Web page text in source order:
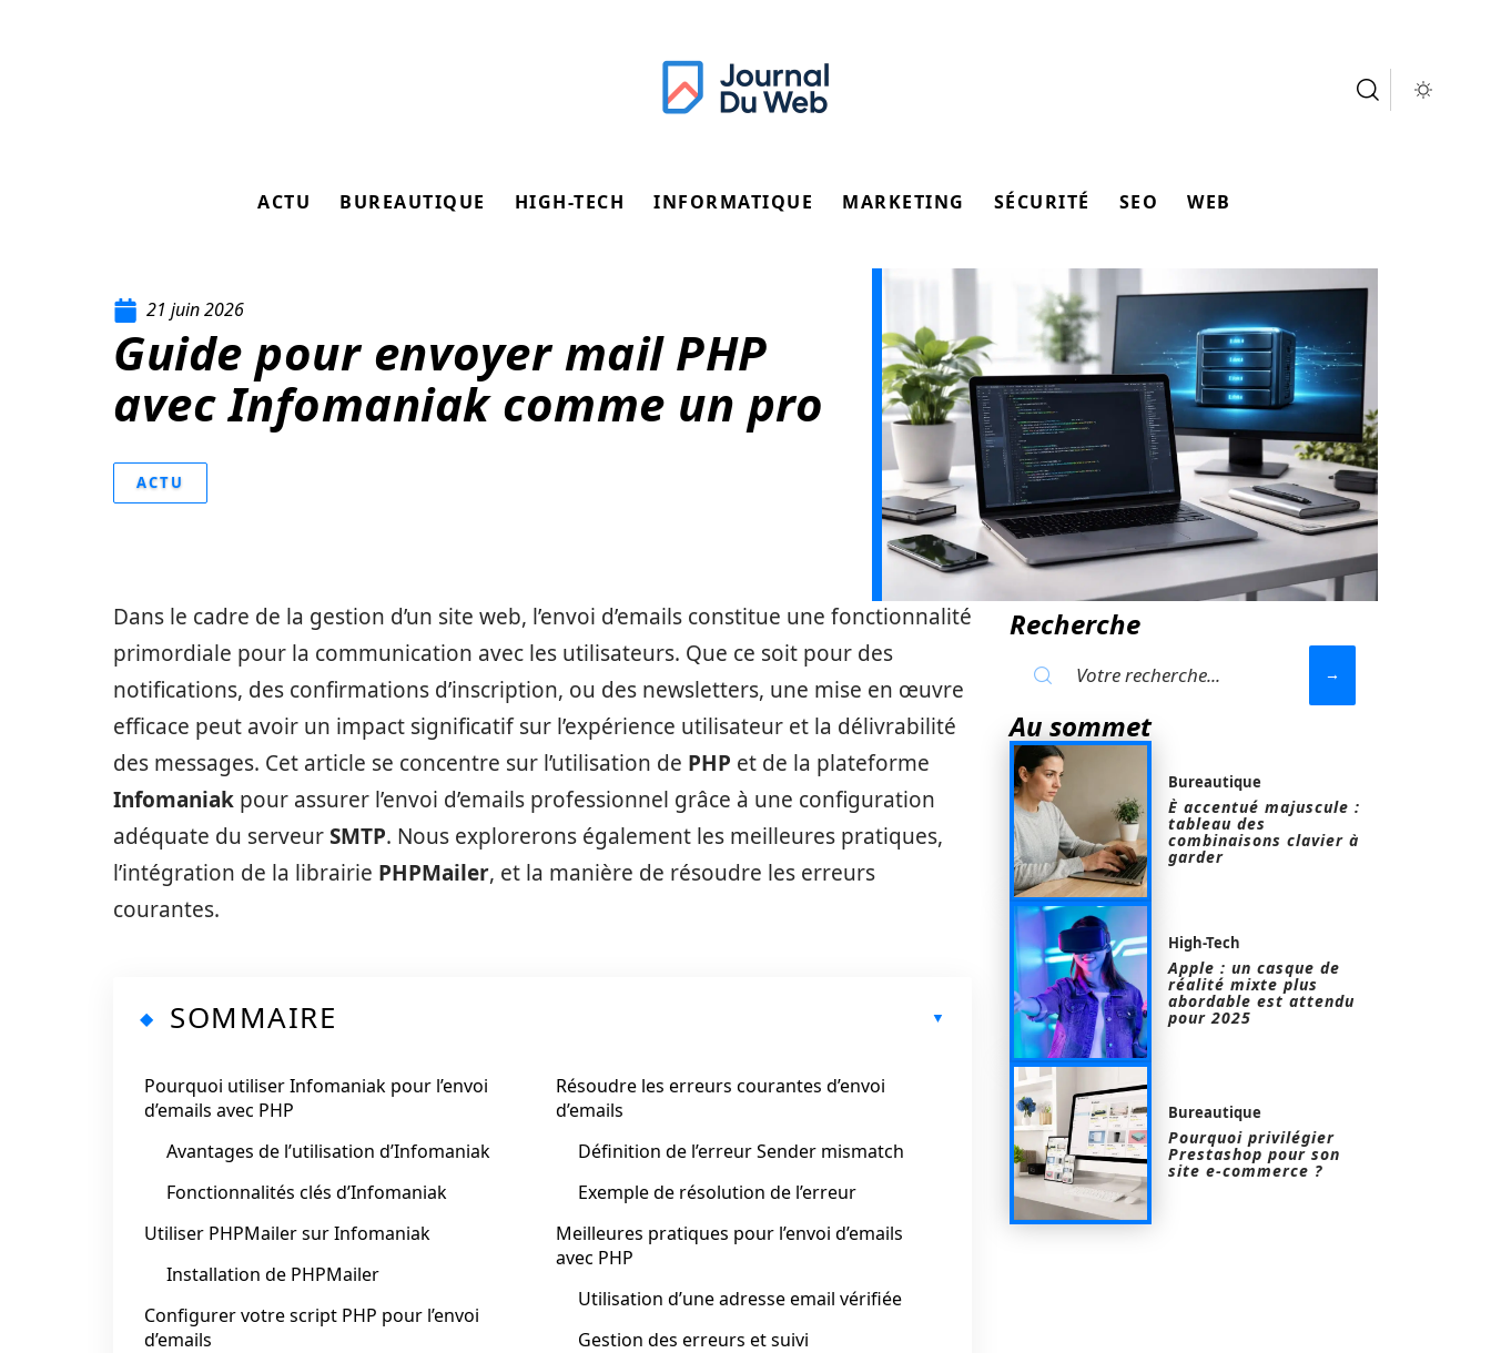
ACTU BUREAUTIQUE HIGH-TECH INFORMATIQUE MARKETING SÉCURITÉ SEO WEB
21 juin 2026
Guide pour envoyer mail PHP
avec Infomaniak comme un pro
ACTU
Dans le cadre de la gestion d’un site web, l’envoi d’emails constitue une fonctionnalité
primordiale pour la communication avec les utilisateurs. Que ce soit pour des
notifications, des confirmations d’inscription, ou des newsletters, une mise en œuvre
efficace peut avoir un impact significatif sur l’expérience utilisateur et la délivrabilité
des messages. Cet article se concentre sur l’utilisation de PHP et de la plateforme
Infomaniak pour assurer l’envoi d’emails professionnel grâce à une configuration
adéquate du serveurSMTP. Nous explorerons également les meilleures pratiques,
l’intégration de la librairie PHPMailer, et la manière de résoudre les erreurs
courantes.
SOMMAIRE
Pourquoi utiliser Infomaniak pour l’envoi
d’emails avec PHP
Avantages de l’utilisation d’Infomaniak
Fonctionnalités clés d’Infomaniak
Utiliser PHPMailer sur Infomaniak
Installation de PHPMailer
Configurer votre script PHP pour l’envoi
d’emails
Résoudre les erreurs courantes d’envoi
d’emails
Définition de l’erreur Sender mismatch
Exemple de résolution de l’erreur
Meilleures pratiques pour l’envoi d’emails
avec PHP
Utilisation d’une adresse email vérifiée
Gestion des erreurs et suivi
Recherche
Au sommet
Bureautique
È accentué majuscule :
tableau des
combinaisons clavier à
garder
High-Tech
Apple : un casque de
réalité mixte plus
abordable est attendu
pour 2025
Bureautique
Pourquoi privilégier
Prestashop pour son
site e-commerce ?